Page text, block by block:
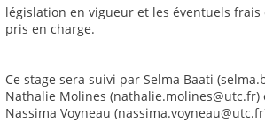
législation en vigueur et les éventuels
pris en charge.
Ce stage sera suivi par Selma Baati
Nathalie Molines (nathalie.molines@utc.fr)
Nassima Voyneau